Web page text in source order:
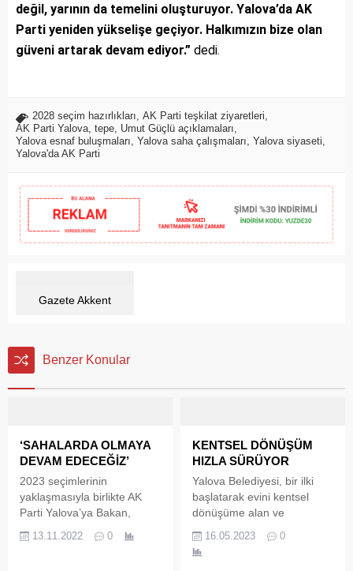
değil, yarının da temelini oluşturuyor. Yalova’da AK
Parti yeniden yükselişe geçiyor. Halkımızın bize olan
güveni artarak devam ediyor.” dedi.
2028 seçim hazırlıkları AK Parti teşkilat ziyaretleri
AK Parti Yalova tepe Umut Güçlü açıklamaları
Yalova esnaf buluşmaları Yalova saha çalışmaları Yalova siyaseti
Yalova'da AK Parti
Gazete Akkent
Benzer Konular
‘SAHALARDA OLMAYA
DEVAM EDECEĞİZ’
2023 seçimlerinin
yaklaşmasıyla birlikte AK
Parti Yalova’ya Bakan,
Milletvekillerinin ziyaretleri
13.11.2022 0
KENTSEL DÖNÜŞÜM
HIZLA SÜRÜYOR
Yalova Belediyesi, bir ilki
başlatarak evini kentsel
dönüşüme alan ve
kadar barınma alanı
bulmakta zorlanan
16.05.2023 0